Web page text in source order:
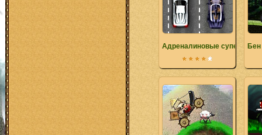
Адреналиновые суперкары